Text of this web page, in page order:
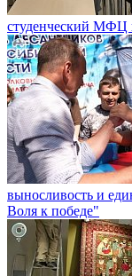
студенческий МФЦ
выносливость и
Воля к победе"